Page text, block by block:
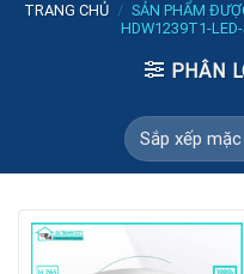
TRANG CHỦ / SẢN PHẨM
HDW1239T1-
PHÂN